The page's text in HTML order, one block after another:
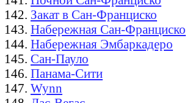
Закат в Сан-Франциско
Набережная Сан-Франциско
Набережная Эмбаркадеро
Сан-Пауло
Панама-Сити
Wynn